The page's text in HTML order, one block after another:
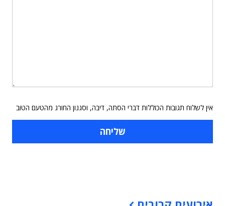
אין לשלוח תגובות הכוללות דברי הסתה, דיבה, וסגנון החורג מהטעם הטוב